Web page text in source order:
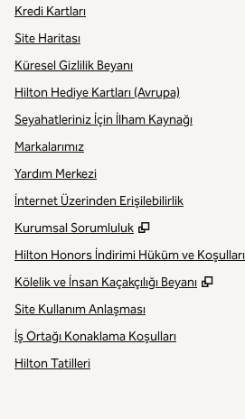
Kredi Kartları
Site Haritası
Küresel Gizlilik Beyanı
Hilton Hediye Kartları (Avrupa)
Seyahatleriniz İçin İlham Kaynağı
Markalarımız
Yardım Merkezi
İnternet Üzerinden Erişilebilirlik
Kurumsal Sorumluluk
,
Hilton Honors İndirimi Hüküm ve Koşulları
Kölelik ve İnsan Kaçakçılığı Beyanı
,
Site Kullanım Anlaşması
İş Ortağı Konaklama Koşulları
Hilton Tatilleri